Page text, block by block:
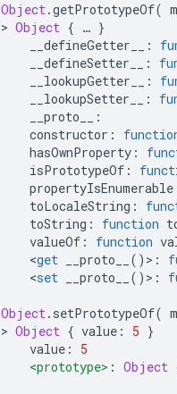
Object.getPrototypeOf(
> Object { … }
__defineGetter__
:
__defineSetter__
:
__lookupGetter__
:
__lookupSetter__
:
__proto__
:
constructor :
hasOwnProperty :
isPrototypeOf :
propertyIsEnumerable
toLocaleString :
toString : function
valueOf : function
<get __proto__ ()>:
<set __proto__ ()>:
Object. setPrototypeOf(
> Object { value : 5 }
value :
5
<prototype> : Object